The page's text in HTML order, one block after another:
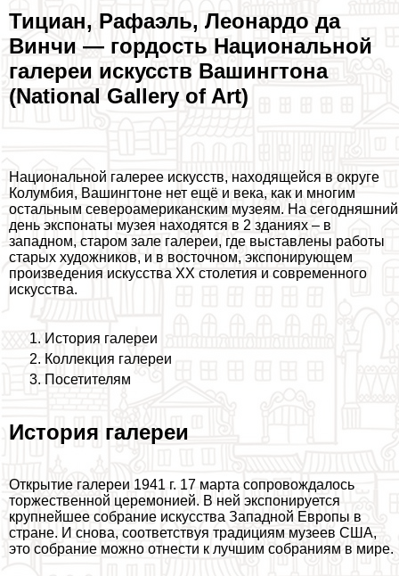
Тициан, Рафаэль, Леонардо да
Винчи — гордость Национальной
галереи искусств Вашингтона
(National Gallery of Art)
Национальной галерее искусств, находящейся в округе
Колумбия, Вашингтоне нет ещё и века, как и многим
остальным североамериканским музеям. На сегодняшний
день экспонаты музея находятся в 2 зданиях – в
западном, старом зале галереи, где выставлены работы
старых художников, и в восточном, экспонирующем
произведения искусства ХХ столетия и современного
искусства.
История галереи
Коллекция галереи
Посетителям
История галереи
Открытие галереи 1941 г. 17 марта сопровождалось
торжественной церемонией. В ней экспонируется
крупнейшее собрание искусства Западной Европы в
стране. И снова, соответствуя традициям музеев США,
это собрание можно отнести к лучшим собраниям в мире.